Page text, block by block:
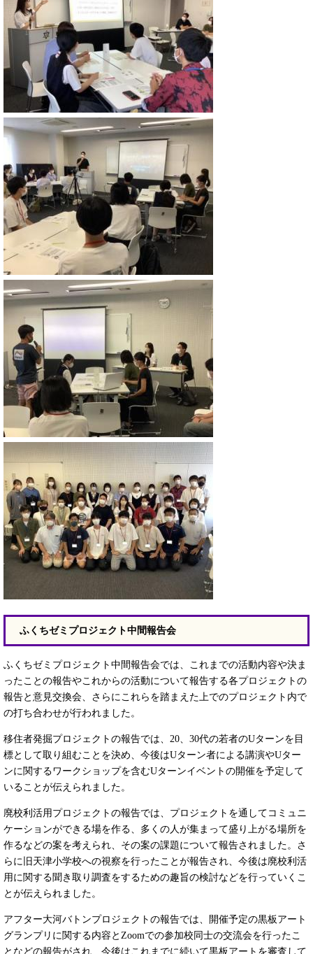
ふくちゼミプロジェクト中間報告会
ふくちゼミプロジェクト中間報告会では、これまでの活動内容や決ま
ったことの報告やこれからの活動について報告する各プロジェクトの
報告と意見交換会、さらにこれらを踏まえた上でのプロジェクト内で
の打ち合わせが行われました。
移住者発掘プロジェクトの報告では、20、30代の若者のUターンを目
標として取り組むことを決め、今後はUターン者による講演やUター
ンに関するワークショップを含むUターンイベントの開催を予定して
いることが伝えられました。
廃校利活用プロジェクトの報告では、プロジェクトを通してコミュニ
ケーションができる場を作る、多くの人が集まって盛り上がる場所を
作るなどの案を考えられ、その案の課題について報告されました。さ
らに旧天津小学校への視察を行ったことが報告され、今後は廃校利活
用に関する聞き取り調査をするための趣旨の検討などを行っていくこ
とが伝えられました。
アフター大河バトンプロジェクトの報告では、開催予定の黒板アート
グランプリに関する内容とZoomでの参加校同士の交流会を行ったこ
となどの報告がされ、今後はこれまでに続いて黒板アートを審査して